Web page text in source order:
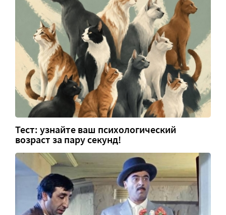
Тест: узнайте ваш психологический
возраст за пару секунд!